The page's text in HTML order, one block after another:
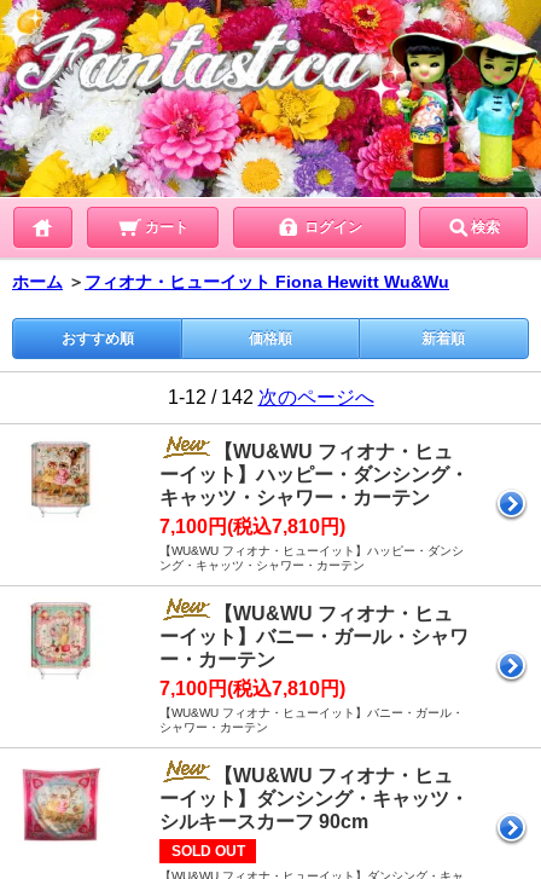
カート ログイン 検索
ホーム ＞ フィオナ・ヒューイット Fiona Hewitt Wu&Wu
おすすめ順 価格順 新着順
1-12 / 142 次のページへ
【WU&WU フィオナ・ヒュ
ーイット】ハッピー・ダンシング・
キャッツ・シャワー・カーテン
7,100円(税込7,810円)
【WU&WU フィオナ・ヒューイット】ハッピー・ダンシ
ング・キャッツ・シャワー・カーテン
【WU&WU フィオナ・ヒュ
ーイット】バニー・ガール・シャワ
ー・カーテン
7,100円(税込7,810円)
【WU&WU フィオナ・ヒューイット】バニー・ガール・
シャワー・カーテン
【WU&WU フィオナ・ヒュ
ーイット】ダンシング・キャッツ・
シルキースカーフ 90cm
SOLD OUT
【WU&WU フィオナ・ヒューイット】ダンシング・キャ